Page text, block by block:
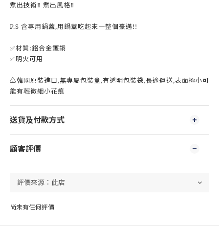
煮出技術‼️ 煮出風格‼️
P.S 含專用鍋蓋,用鍋蓋吃起來一整個豪邁!!
✅材質:鋁合金鍍銅
✅明火可用
⚠️韓國原裝進口,無專屬包裝盒,有透明包裝袋,長途運送,表面極小可
能有輕微細小花痕
送貨及付款方式
顧客評價
尚未有任何評價